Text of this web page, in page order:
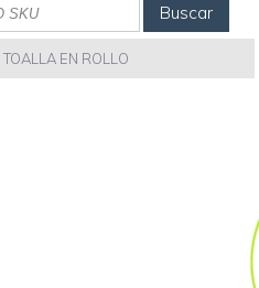
Buscar
TOALLA EN ROLLO